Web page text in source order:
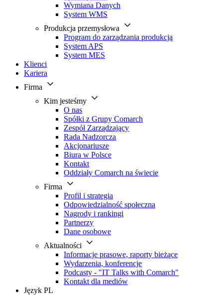
Wymiana Danych
System WMS
Produkcja przemysłowa
Program do zarządzania produkcją
System APS
System MES
Klienci
Kariera
Firma
Kim jesteśmy
O nas
Spółki z Grupy Comarch
Zespół Zarządzający
Rada Nadzorcza
Akcjonariusze
Biura w Polsce
Kontakt
Oddziały Comarch na świecie
Firma
Profil i strategia
Odpowiedzialność społeczna
Nagrody i rankingi
Partnerzy
Dane osobowe
Aktualności
Informacje prasowe, raporty bieżące
Wydarzenia, konferencje
Podcasty - "IT Talks with Comarch"
Kontakt dla mediów
Język PL